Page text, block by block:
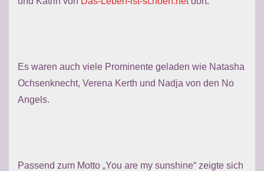
Es waren auch viele Prominente geladen wie Natasha
Ochsenknecht, Verena Kerth und Nadja von den No
Angels.
Passend zum Motto „You are my sunshine“ zeigte sich